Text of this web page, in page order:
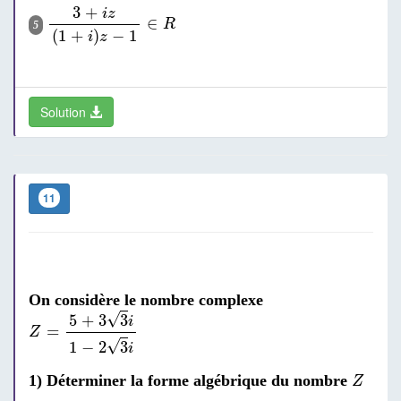
5
3 + iz
(1 + i)z − 1
∈ R
z( 1 i)
Solution
11
On considère le nombre complexe
Z =
5 + 3√3i
1 − 2√3i
Z=5+33i1-23i
1) Déterminer la forme algébrique du nombre Z
Z